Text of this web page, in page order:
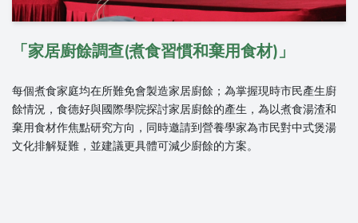
「家居廚餘調查(煮食習慣和棄用食材)」
每個煮食家庭均在所難免會製造家居廚餘；為掌握現時市民產生廚
餘情況，食德好與國際學院探討家居廚餘的產生，為以煮食湯渣和
棄用食材作焦點研究方向，同時邀請到營養學家為市民對中式煲湯
文化排解疑難，並建議更具體可減少廚餘的方案。